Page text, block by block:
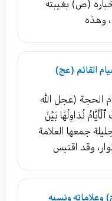
(ص) بغيبته
وهذه
القائم (عج)
الحجة (عجل الله
نُدَاوِلُهَا بَيۡنَ
جمعها العلامة
وقد اقتبس
ونسبه